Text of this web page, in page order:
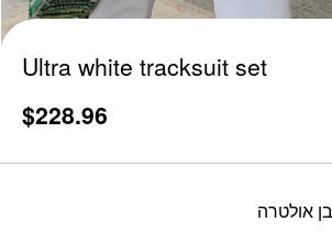
Ultra white tracksuit set
$228.96
אולטרה
Ultra white tracksuit set quantity